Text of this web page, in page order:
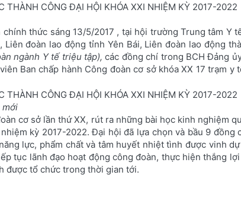
thức sáng 13/5/2017 , tại hội tr­ường Trung tâm Y
đoàn lao động tỉnh Yên Bái, Liên đoàn lao động
ngành Y tế triệu tập), các đồng chí trong BCH Đảng
Ban chấp hành Công đoàn cơ sở khóa XX 17 trạm
mới
cơ sở lần thứ XX, rút ra những bài học kinh nghiệm
kỳ 2017-2022. Đại hội đã lựa chọn và bầu 9 đồng
lực, phẩm chất và tâm huyết nhiệt tình được vinh
tục lãnh đạo hoạt động công đoàn, thực hiện thắng
được tổ chức trong thời gian tới.